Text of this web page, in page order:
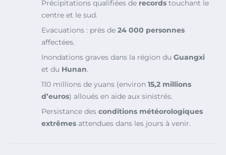
Précipitations qualifiées de records touchant le
centre et le sud.
Evacuations : près de 24 000 personnes
affectées.
Inondations graves dans la région du Guangxi
et du Hunan.
110 millions de yuans (environ 15,2 millions
d’euros) alloués en aide aux sinistrés.
Persistance des conditions météorologiques
extrêmes attendues dans les jours à venir.